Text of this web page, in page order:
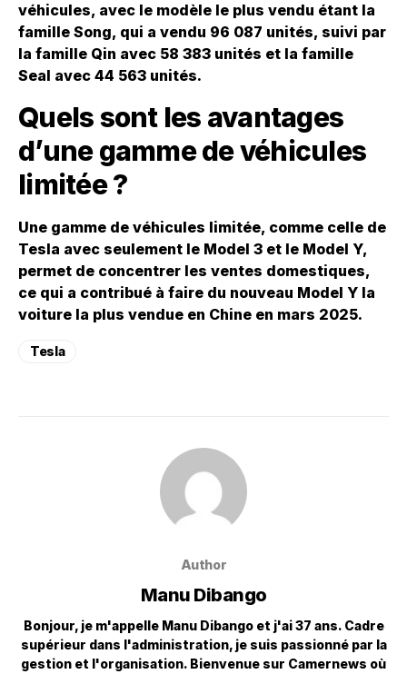
véhicules, avec le modèle le plus vendu étant la
famille Song, qui a vendu 96 087 unités, suivi par
la famille Qin avec 58 383 unités et la famille
Seal avec 44 563 unités.
Quels sont les avantages
d’une gamme de véhicules
limitée ?
Une gamme de véhicules limitée, comme celle de
Tesla avec seulement le Model 3 et le Model Y,
permet de concentrer les ventes domestiques,
ce qui a contribué à faire du nouveau Model Y la
voiture la plus vendue en Chine en mars 2025.
Tesla
Author
Manu Dibango
Bonjour, je m'appelle Manu Dibango et j'ai 37 ans. Cadre
supérieur dans l'administration, je suis passionné par la
gestion et l'organisation. Bienvenue sur Camernews où